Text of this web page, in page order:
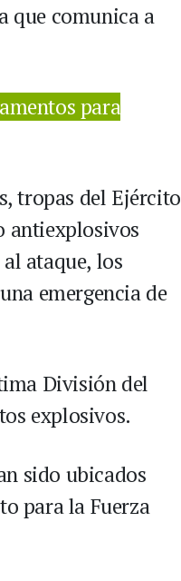
que comunica a
para
tropas del Ejército
antiexplosivos
ataque, los
emergencia de
División del
explosivos.
sido ubicados
para la Fuerza